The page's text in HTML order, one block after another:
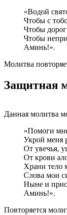
«Водой
Чтобы с
Чтобы
Чтобы
Аминь!».
Молитва
Защитная
Данная молитва
«Помоги
Укрой меня
От увечья,
От крови
Храни тело
Слова мои
Ныне и
Аминь!».
Повторяется